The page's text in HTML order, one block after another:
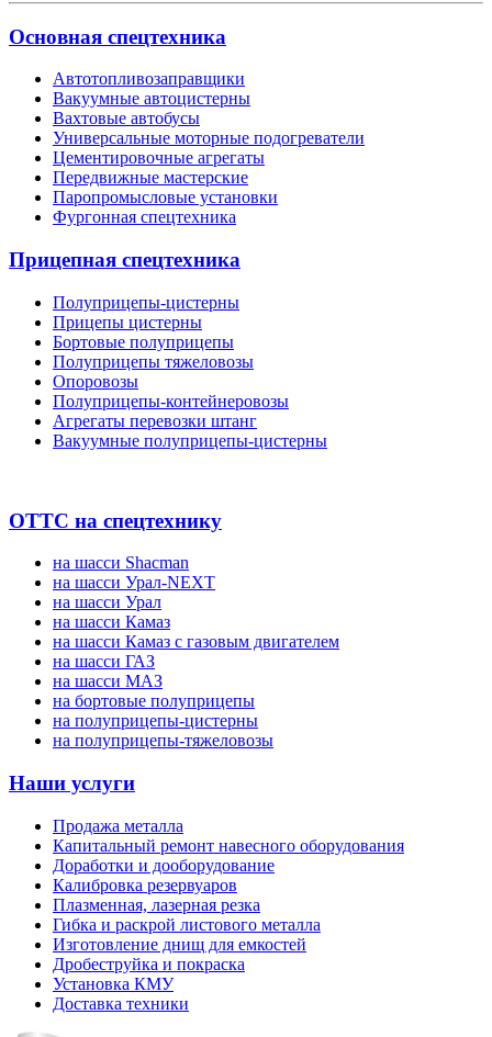
Основная спецтехника
Автотопливозаправщики
Вакуумные автоцистерны
Вахтовые автобусы
Универсальные моторные подогреватели
Цементировочные агрегаты
Передвижные мастерские
Паропромысловые установки
Фургонная спецтехника
Прицепная спецтехника
Полуприцепы-цистерны
Прицепы цистерны
Бортовые полуприцепы
Полуприцепы тяжеловозы
Опоровозы
Полуприцепы-контейнеровозы
Агрегаты перевозки штанг
Вакуумные полуприцепы-цистерны
ОТТС на спецтехнику
на шасси Shacman
на шасси Урал-NEXT
на шасси Урал
на шасси Камаз
на шасси Камаз с газовым двигателем
на шасси ГАЗ
на шасси МАЗ
на бортовые полуприцепы
на полуприцепы-цистерны
на полуприцепы-тяжеловозы
Наши услуги
Продажа металла
Капитальный ремонт навесного оборудования
Доработки и дооборудование
Калибровка резервуаров
Плазменная, лазерная резка
Гибка и раскрой листового металла
Изготовление днищ для емкостей
Дробеструйка и покраска
Установка КМУ
Доставка техники